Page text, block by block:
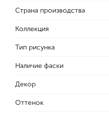
Страна производства
Коллекция
Тип рисунка
Наличие фаски
Декор
Оттенок